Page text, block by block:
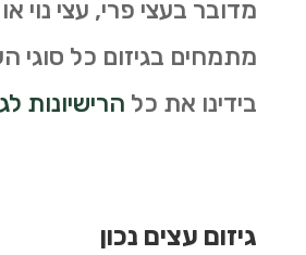
מדובר בעצי פרי, עצי נוי
מתמחים בגיזום כל סוגי
בידינו את כל הרישיונות
גיזום עצים נכון